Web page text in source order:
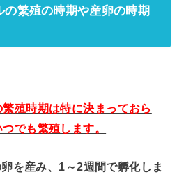
の繁殖の時期や産卵の時期
殖時期は特に決まっておら
でも繁殖します。
を産み、1～2週間で孵化しま